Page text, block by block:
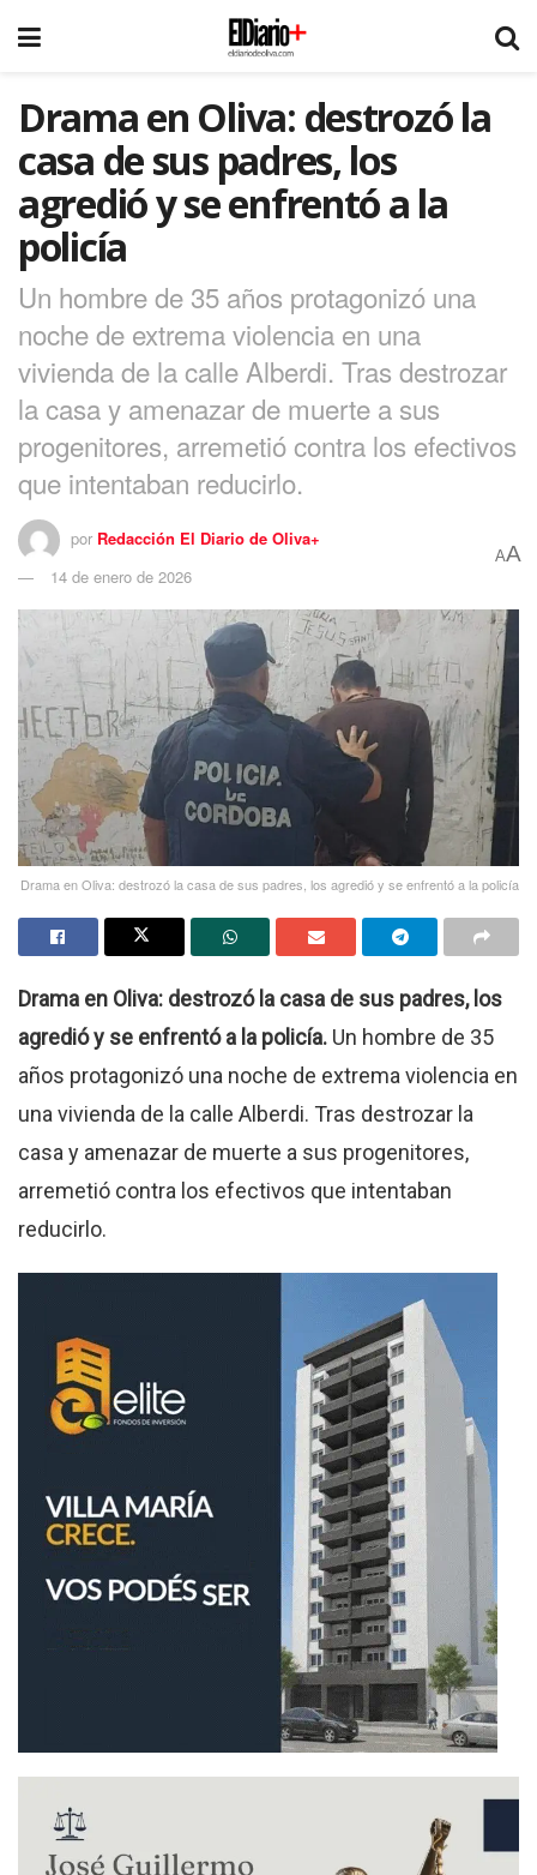
Drama en Oliva: destrozó la
casa de sus padres, los
agredió y se enfrentó a la
policía
Un hombre de 35 años protagonizó una
noche de extrema violencia en una
vivienda de la calle Alberdi. Tras destrozar
la casa y amenazar de muerte a sus
progenitores, arremetió contra los efectivos
que intentaban reducirlo.
por Redacción El Diario de Oliva+
14 de enero de 2026
AA
Drama en Oliva: destrozó la casa de sus padres, los agredió y se enfrentó a la policía
Drama en Oliva: destrozó la casa de sus padres, los
agredió y se enfrentó a la policía. Un hombre de 35
años protagonizó una noche de extrema violencia en
una vivienda de la calle Alberdi. Tras destrozar la
casa y amenazar de muerte a sus progenitores,
arremetió contra los efectivos que intentaban
reducirlo.